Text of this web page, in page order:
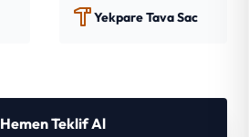
Yekpare Tava Sac
Hemen Teklif Al